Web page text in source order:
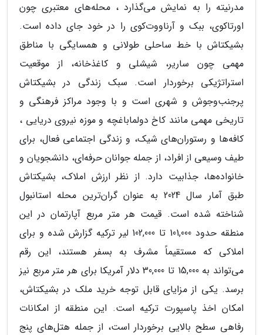
مدرنیته را به نمایش می‌گذارد ، محله‌های معتبری چون
اورتاکوی، ببک و آرناووت‌کوی را در خود جای داده است.
بشیکتاش با خط ساحلی طولانی و همسایگی با مناطق
مهمی چون ساریر، شیشلی و کاغذخانه، از موقعیت
استراتژیکی برخوردار است. سبک زندگی در بشیکتاش
پرجنب‌وجوش و شهری است و با وجود مراکز فرهنگی و
تاریخی مهمی مانند کاخ دولماباغچه و موزه نیروی دریایی ،
کافه‌ها و رستوران‌های شیک، و زندگی اجتماعی فعال، برای
طیف وسیعی از افراد، از جمله جوانان حرفه‌ای، دانشجویان و
خانواده‌ها، جذابیت دارد. از نظر ارزش املاک، بشیکتاش
طبق آمار سال 2024 به عنوان گران‌ترین محله استانبول
شناخته شده است. قیمت هر متر مربع آپارتمان در این
منطقه حدود 101,000 تا 102,000 لیر ترکیه گزارش شده و برای
املاکی که مستقیماً مشرف به بسفر هستند، این رقم
می‌تواند به 15,000 تا 30,000 دلار آمریکا برای هر متر مربع نیز
برسد. یکی از مزایای قابل توجه خرید ملک در بشیکتاش،
امکان اخذ پاسپورت ترکیه است. این منطقه از امکانات
رفاهی سطح بالایی برخوردار است، از جمله هتل‌های پنج